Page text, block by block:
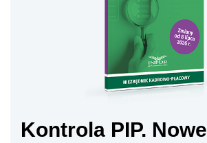
Kontrola PIP. Nowe